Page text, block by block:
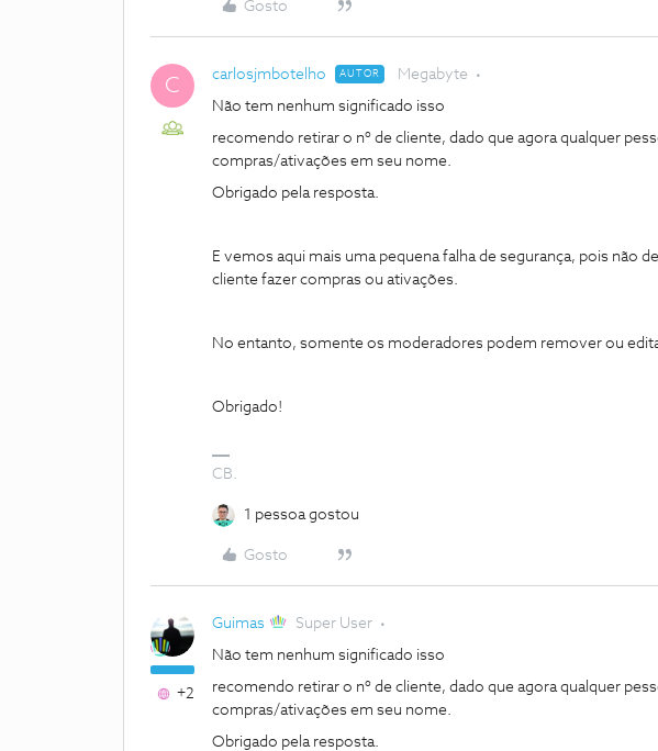
Gosto
C carlosjmbotelho AUTOR Megabyte
Não tem nenhum significado isso
recomendo retirar o nº de cliente, dado que agora qualquer
compras/ativações em seu nome.
Obrigado pela resposta.
E vemos aqui mais uma pequena falha de segurança, pois não
cliente fazer compras ou ativações.
No entanto, somente os moderadores podem remover ou
Obrigado!
CB.
1 pessoa gostou
Gosto
+2
Guimas Super User
Não tem nenhum significado isso
recomendo retirar o nº de cliente, dado que agora qualquer
compras/ativações em seu nome.
Obrigado pela resposta.